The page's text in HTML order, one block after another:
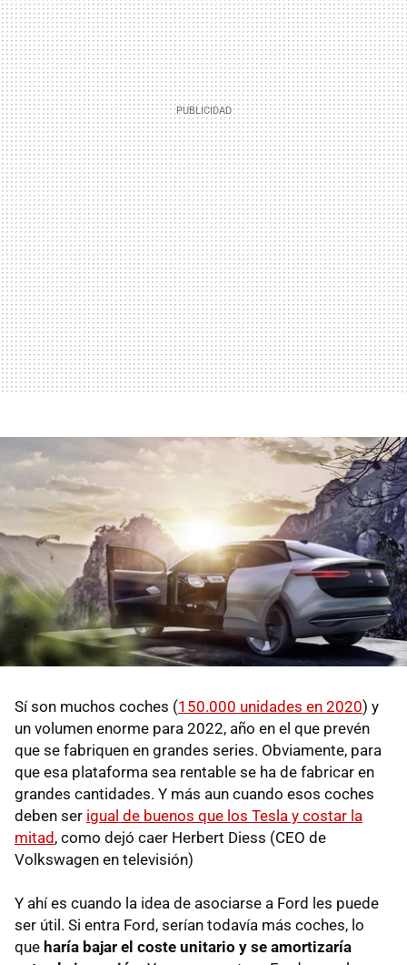
Sí son muchos coches (150.000 unidades en 2020) y
un volumen enorme para 2022, año en el que prevén
que se fabriquen en grandes series. Obviamente, para
que esa plataforma sea rentable se ha de fabricar en
grandes cantidades. Y más aun cuando esos coches
deben ser igual de buenos que los Tesla y costar la
mitad , como dejó caer Herbert Diess (CEO de
Volkswagen en televisión)
Y ahí es cuando la idea de asociarse a Ford les puede
ser útil. Si entra Ford, serían todavía más coches, lo
que haría bajar el coste unitario y se amortizaría